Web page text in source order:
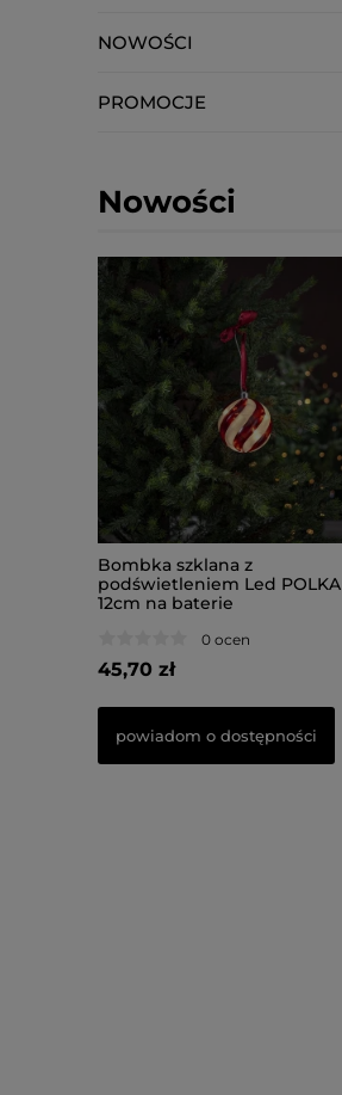
NOWOŚCI
PROMOCJE
Nowości
Bombka szklana z
podświetleniem Led POLKA
12cm na baterie
0 ocen
45,70 zł
powiadom o dostępności